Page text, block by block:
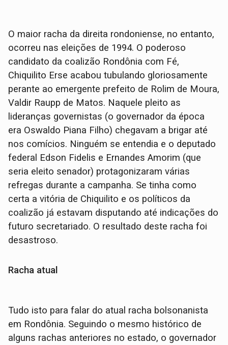
O maior racha da direita rondoniense, no entanto,
ocorreu nas eleições de 1994. O poderoso
candidato da coalizão Rondônia com Fé,
Chiquilito Erse acabou tubulando gloriosamente
perante ao emergente prefeito de Rolim de Moura,
Valdir Raupp de Matos. Naquele pleito as
lideranças governistas (o governador da época
era Oswaldo Piana Filho) chegavam a brigar até
nos comícios. Ninguém se entendia e o deputado
federal Edson Fidelis e Ernandes Amorim (que
seria eleito senador) protagonizaram várias
refregas durante a campanha. Se tinha como
certa a vitória de Chiquilito e os políticos da
coalizão já estavam disputando até indicações do
futuro secretariado. O resultado deste racha foi
desastroso.
Racha atual
Tudo isto para falar do atual racha bolsonanista
em Rondônia. Seguindo o mesmo histórico de
alguns rachas anteriores no estado, o governador